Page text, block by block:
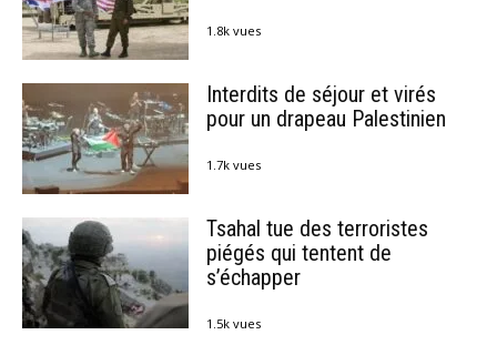
1.8k vues
Interdits de séjour et virés
pour un drapeau Palestinien
1.7k vues
Tsahal tue des terroristes
piégés qui tentent de
s’échapper
1.5k vues